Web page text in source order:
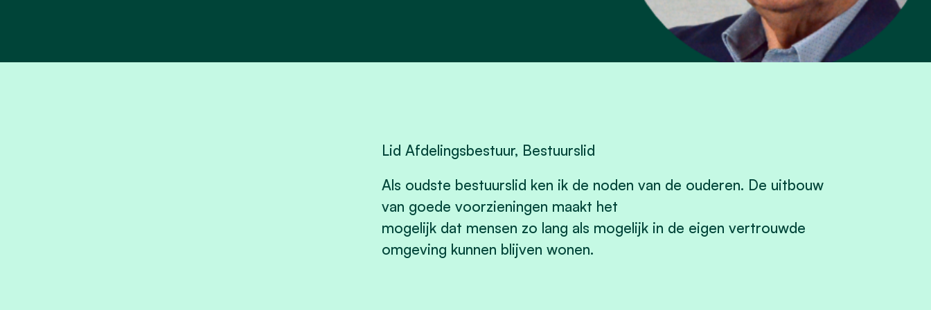
Lid Afdelingsbestuur, Bestuurslid
Als oudste bestuurslid ken ik de noden van de ouderen. De uitbouw
van goede voorzieningen maakt het
mogelijk dat mensen zo lang als mogelijk in de eigen vertrouwde
omgeving kunnen blijven wonen.